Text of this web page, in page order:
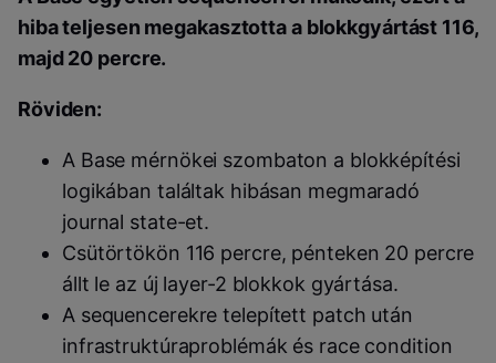
hiba teljesen megakasztotta a blokkgyártást 116,
majd 20 percre.
Röviden:
A Base mérnökei szombaton a blokképítési
logikában találtak hibásan megmaradó
journal state-et.
Csütörtökön 116 percre, pénteken 20 percre
állt le az új layer-2 blokkok gyártása.
A sequencerekre telepített patch után
infrastruktúraproblémák és race condition